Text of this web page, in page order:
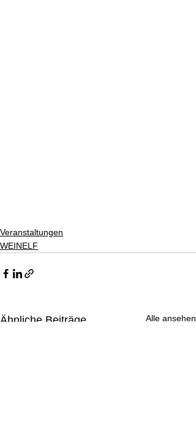
Veranstaltungen
WEINELF
Ähnliche Beiträge Alle ansehen